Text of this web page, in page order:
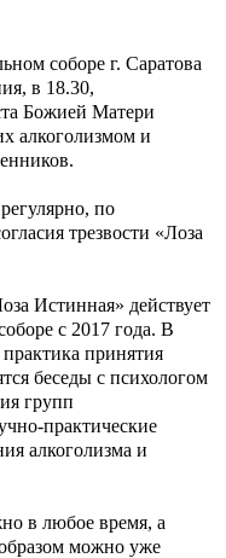
соборе г. Саратова
в 18.30,
Божией Матери
алкоголизмом и
по
трезвости «Лоза
Истинная» действует
с 2017 года. В
принятия
беседы с психологом
групп
практические
алкоголизма и
в любое время, а
можно уже